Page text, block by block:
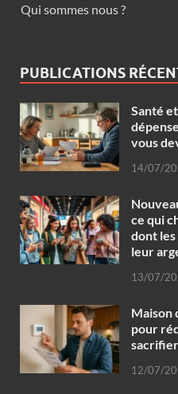
Qui sommes nous ?
PUBLICATIONS
Santé
vous
14/07/
ce qui
dont
leur
13/07/
Maison
pour
12/07/